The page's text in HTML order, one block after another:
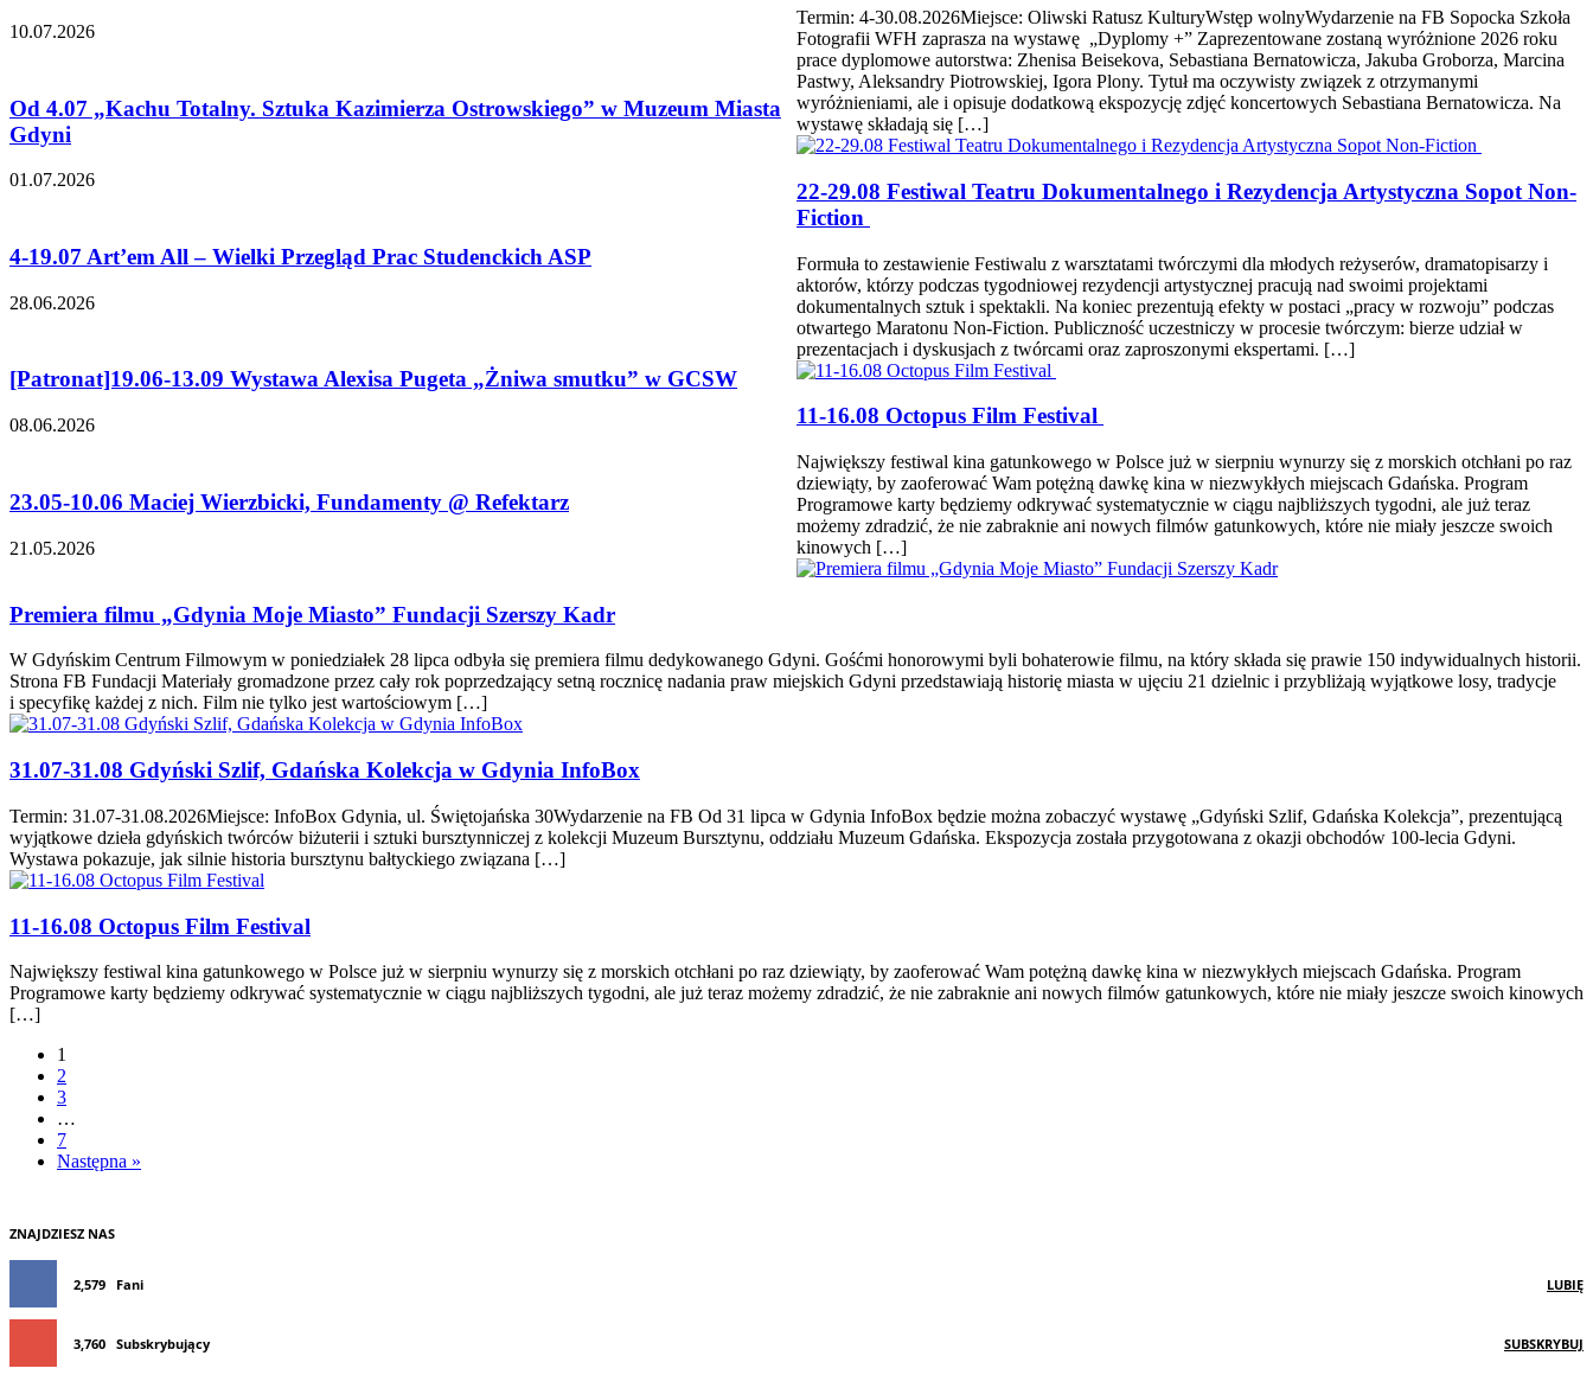
10.07.2026
Od 4.07 „Kachu Totalny. Sztuka Kazimierza Ostrowskiego” w Muzeum Miasta
Gdyni
01.07.2026
4-19.07 Art’em All – Wielki Przegląd Prac Studenckich ASP
28.06.2026
[Patronat]19.06-13.09 Wystawa Alexisa Pugeta „Żniwa smutku” w GCSW
08.06.2026
23.05-10.06 Maciej Wierzbicki, Fundamenty @ Refektarz
21.05.2026
Termin: 4-30.08.2026Miejsce: Oliwski Ratusz KulturyWstęp wolnyWydarzenie na FB Sopocka Szkoła
Fotografii WFH zaprasza na wystawę „Dyplomy +” Zaprezentowane zostaną wyróżnione 2026 roku
prace dyplomowe autorstwa: Zhenisa Beisekova, Sebastiana Bernatowicza, Jakuba Groborza, Marcina
Pastwy, Aleksandry Piotrowskiej, Igora Plony. Tytuł ma oczywisty związek z otrzymanymi
wyróżnieniami, ale i opisuje dodatkową ekspozycję zdjęć koncertowych Sebastiana Bernatowicza. Na
wystawę składają się […]
22-29.08 Festiwal Teatru Dokumentalnego i Rezydencja Artystyczna Sopot Non-
Fiction
Formuła to zestawienie Festiwalu z warsztatami twórczymi dla młodych reżyserów, dramatopisarzy i
aktorów, którzy podczas tygodniowej rezydencji artystycznej pracują nad swoimi projektami
dokumentalnych sztuk i spektakli. Na koniec prezentują efekty w postaci „pracy w rozwoju” podczas
otwartego Maratonu Non-Fiction. Publiczność uczestniczy w procesie twórczym: bierze udział w
prezentacjach i dyskusjach z twórcami oraz zaproszonymi ekspertami. […]
11-16.08 Octopus Film Festival
Największy festiwal kina gatunkowego w Polsce już w sierpniu wynurzy się z morskich otchłani po raz
dziewiąty, by zaoferować Wam potężną dawkę kina w niezwykłych miejscach Gdańska. Program
Programowe karty będziemy odkrywać systematycznie w ciągu najbliższych tygodni, ale już teraz
możemy zdradzić, że nie zabraknie ani nowych filmów gatunkowych, które nie miały jeszcze swoich
kinowych […]
Premiera filmu „Gdynia Moje Miasto” Fundacji Szerszy Kadr
W Gdyńskim Centrum Filmowym w poniedziałek 28 lipca odbyła się premiera filmu dedykowanego Gdyni. Gośćmi honorowymi byli bohaterowie filmu, na który składa się prawie 150 indywidualnych historii.
Strona FB Fundacji Materiały gromadzone przez cały rok poprzedzający setną rocznicę nadania praw miejskich Gdyni przedstawiają historię miasta w ujęciu 21 dzielnic i przybliżają wyjątkowe losy, tradycje
i specyfikę każdej z nich. Film nie tylko jest wartościowym […]
31.07-31.08 Gdyński Szlif, Gdańska Kolekcja w Gdynia InfoBox
Termin: 31.07-31.08.2026Miejsce: InfoBox Gdynia, ul. Świętojańska 30Wydarzenie na FB Od 31 lipca w Gdynia InfoBox będzie można zobaczyć wystawę „Gdyński Szlif, Gdańska Kolekcja”, prezentującą
wyjątkowe dzieła gdyńskich twórców biżuterii i sztuki bursztynniczej z kolekcji Muzeum Bursztynu, oddziału Muzeum Gdańska. Ekspozycja została przygotowana z okazji obchodów 100-lecia Gdyni.
Wystawa pokazuje, jak silnie historia bursztynu bałtyckiego związana […]
11-16.08 Octopus Film Festival
Największy festiwal kina gatunkowego w Polsce już w sierpniu wynurzy się z morskich otchłani po raz dziewiąty, by zaoferować Wam potężną dawkę kina w niezwykłych miejscach Gdańska. Program
Programowe karty będziemy odkrywać systematycznie w ciągu najbliższych tygodni, ale już teraz możemy zdradzić, że nie zabraknie ani nowych filmów gatunkowych, które nie miały jeszcze swoich kinowych
[…]
1
2
3
…
7
Następna »
ZNAJDZIESZ NAS
2,579 Fani LUBIĘ
3,760 Subskrybujący SUBSKRYBUJ